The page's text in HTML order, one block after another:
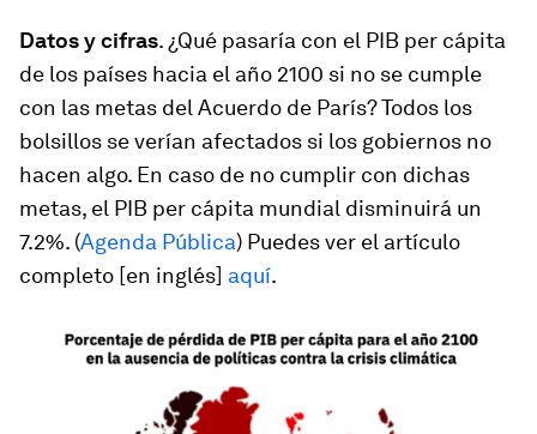
Datos y cifras. ¿Qué pasaría con el PIB per cápita
de los países hacia el año 2100 si no se cumple
con las metas del Acuerdo de París? Todos los
bolsillos se verían afectados si los gobiernos no
hacen algo. En caso de no cumplir con dichas
metas, el PIB per cápita mundial disminuirá un
7.2%. (Agenda Pública) Puedes ver el artículo
completo [en inglés] aquí.